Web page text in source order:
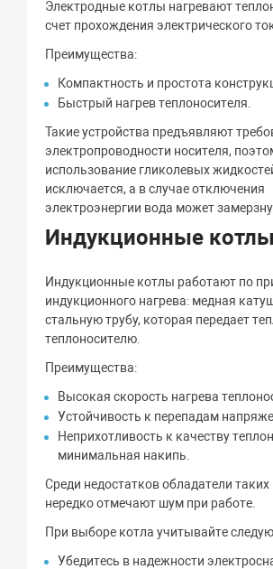
Электродные котлы нагревают
счет прохождения электрического
Преимущества:
Компактность и простота
Быстрый нагрев теплоносителя.
Такие устройства предъявляют
электропроводности носителя,
использование гликолевых
исключается, а в случае отключения
электроэнергии вода может
Индукционные котлы
Индукционные котлы работают по
индукционного нагрева: медная
стальную трубу, которая передает
теплоносителю.
Преимущества:
Высокая скорость нагрева
Устойчивость к перепадам
Неприхотливость к качеству
минимальная накипь.
Среди недостатков обладатели таких
нередко отмечают шум при работе.
При выборе котла учитывайте
Убедитесь в надежности